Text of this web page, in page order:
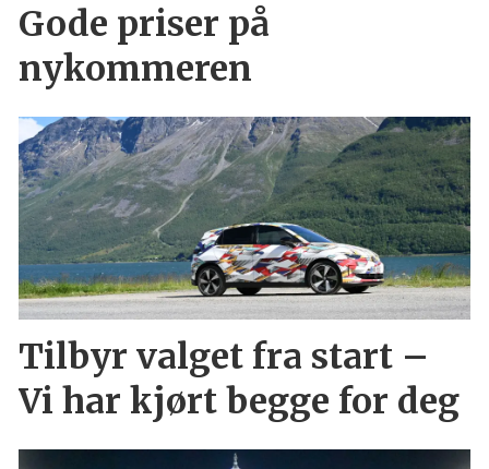
Gode priser på
nykommeren
Tilbyr valget fra start –
Vi har kjørt begge for deg